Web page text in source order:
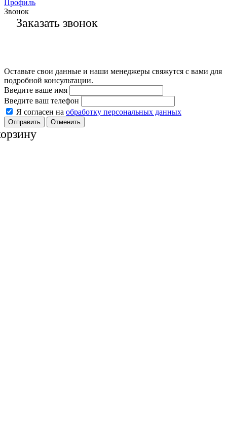
Профиль
Звонок
Заказать звонок
Оставьте свои данные и наши менеджеры свяжутся с вами для
подробной консультации.
Введите ваше имя
Введите ваш телефон
Я согласен на обработку персональных данных
Отменить